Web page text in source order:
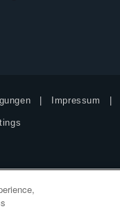
Impressum